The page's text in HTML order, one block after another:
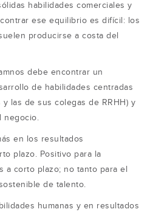
habilidades comerciales y
ese equilibrio es difícil: los
producirse a costa del
debe encontrar un
de habilidades centradas
las de sus colegas de RRHH) y
negocio.
en los resultados
plazo. Positivo para la
a corto plazo; no tanto para el
de talento.
humanas y en resultados